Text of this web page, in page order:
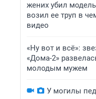
жених убил
возил ее труп в
видео
«Ну вот и всё»:
«Дома-2»
молодым мужем
У могилы